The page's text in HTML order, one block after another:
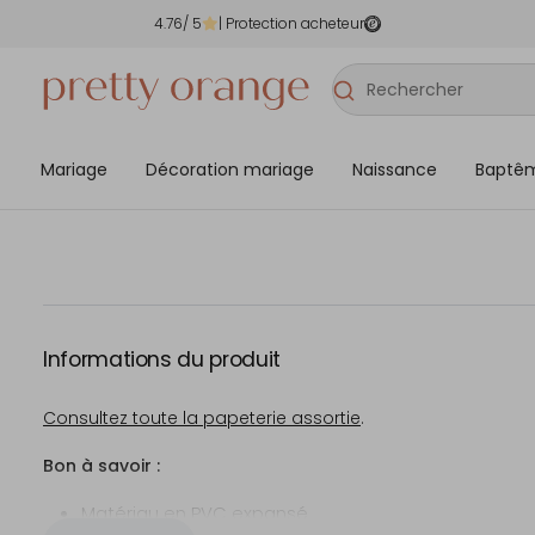
4.76/ 5 | Protection acheteur
Mariage Décoration mariage Naissance
Informations du produit
Consultez toute la papeterie assortie.
Bon à savoir :
Matériau en PVC expansé